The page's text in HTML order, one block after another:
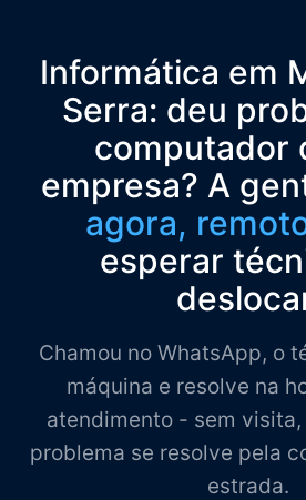
Informática em
Serra: deu
computador
empresa? A
agora,
esperar
Chamou no WhatsApp, o
máquina e resolve na
atendimento - sem visita,
problema se resolve pela
estrada.